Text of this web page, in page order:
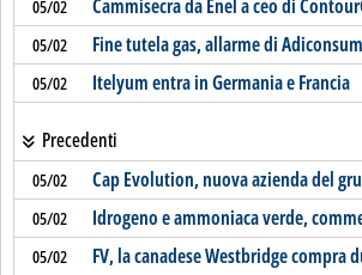
05/02 Cammisecra da Enel a ceo di
05/02 Fine tutela gas, allarme di Adiconsum
05/02 Itelyum entra in Germania e Francia
Precedenti
05/02 Cap Evolution, nuova azienda del
05/02 Idrogeno e ammoniaca verde,
05/02 FV, la canadese Westbridge compra